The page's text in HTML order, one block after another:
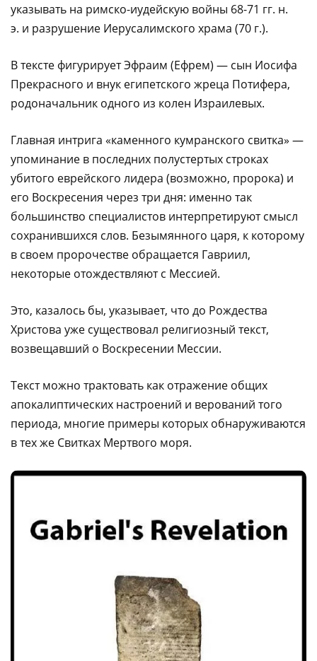
указывать на римско-иудейскую войны 68-71 гг. н.
э. и разрушение Иерусалимского храма (70 г.).
В тексте фигурирует Эфраим (Ефрем) — сын Иосифа
Прекрасного и внук египетского жреца Потифера,
родоначальник одного из колен Израилевых.
Главная интрига «каменного кумранского свитка» —
упоминание в последних полустертых строках
убитого еврейского лидера (возможно, пророка) и
его Воскресения через три дня: именно так
большинство специалистов интерпретируют смысл
сохранившихся слов. Безымянного царя, к которому
в своем пророчестве обращается Гавриил,
некоторые отождествляют с Мессией.
Это, казалось бы, указывает, что до Рождества
Христова уже существовал религиозный текст,
возвещавший о Воскресении Мессии.
Текст можно трактовать как отражение общих
апокалиптических настроений и верований того
периода, многие примеры которых обнаруживаются
в тех же Свитках Мертвого моря.